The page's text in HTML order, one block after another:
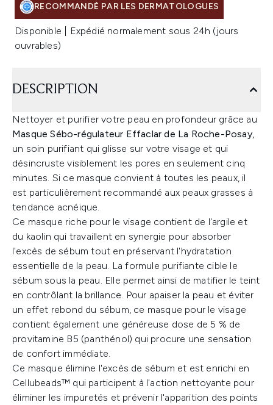
RECOMMANDÉ PAR LES DERMATOLOGUES
Disponible | Expédié normalement sous 24h (jours
ouvrables)
DESCRIPTION
Nettoyer et purifier votre peau en profondeur grâce au
Masque Sébo-régulateur Effaclar de La Roche-Posay,
un soin purifiant qui glisse sur votre visage et qui
désincruste visiblement les pores en seulement cinq
minutes. Si ce masque convient à toutes les peaux, il
est particulièrement recommandé aux peaux grasses à
tendance acnéique.
Ce masque riche pour le visage contient de l'argile et
du kaolin qui travaillent en synergie pour absorber
l'excès de sébum tout en préservant l'hydratation
essentielle de la peau. La formule purifiante cible le
sébum sous la peau. Elle permet ainsi de matifier le teint
en contrôlant la brillance. Pour apaiser la peau et éviter
un effet rebond du sébum, ce masque pour le visage
contient également une généreuse dose de 5 % de
provitamine B5 (panthénol) qui procure une sensation
de confort immédiate.
Ce masque élimine l'excès de sébum et est enrichi en
Cellubeads™ qui participent à l'action nettoyante pour
éliminer les impuretés et prévenir l'apparition des points